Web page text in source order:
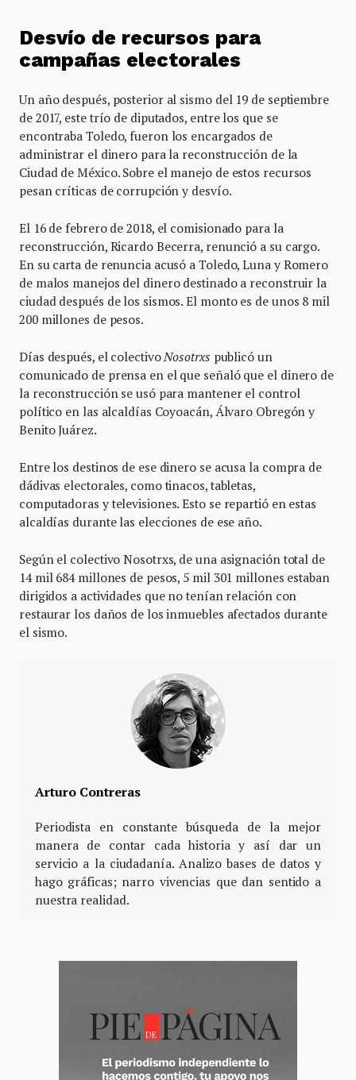
Desvío de recursos para
campañas electorales
Un año después, posterior al sismo del 19 de septiembre
de 2017, este trío de diputados, entre los que se
encontraba Toledo, fueron los encargados de
administrar el dinero para la reconstrucción de la
Ciudad de México. Sobre el manejo de estos recursos
pesan críticas de corrupción y desvío.
El 16 de febrero de 2018, el comisionado para la
reconstrucción, Ricardo Becerra, renunció a su cargo.
En su carta de renuncia acusó a Toledo, Luna y Romero
de malos manejos del dinero destinado a reconstruir la
ciudad después de los sismos. El monto es de unos 8 mil
200 millones de pesos.
Días después, el colectivo Nosotrxs publicó un
comunicado de prensa en el que señaló que el dinero de
la reconstrucción se usó para mantener el control
político en las alcaldías Coyoacán, Álvaro Obregón y
Benito Juárez.
Entre los destinos de ese dinero se acusa la compra de
dádivas electorales, como tinacos, tabletas,
computadoras y televisiones. Esto se repartió en estas
alcaldías durante las elecciones de ese año.
Según el colectivo Nosotrxs, de una asignación total de
14 mil 684 millones de pesos, 5 mil 301 millones estaban
dirigidos a actividades que no tenían relación con
restaurar los daños de los inmuebles afectados durante
el sismo.
Arturo Contreras
Periodista en constante búsqueda de la mejor
manera de contar cada historia y así dar un
servicio a la ciudadanía. Analizo bases de datos y
hago gráficas; narro vivencias que dan sentido a
nuestra realidad.